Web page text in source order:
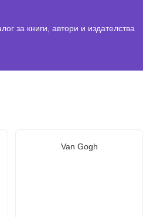
за книги, автори и издателства
Van Gogh